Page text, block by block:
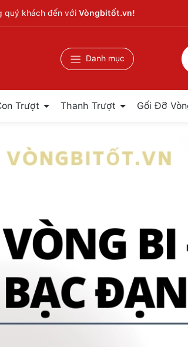
quý khách đến với Vòngbitốt.vn!
Danh mục
Trượt Thanh Trượt Gối Đỡ